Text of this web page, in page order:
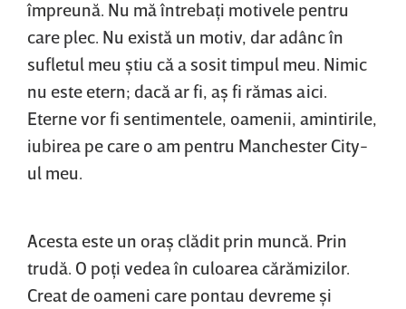
împreună. Nu mă întrebaţi motivele pentru
care plec. Nu există un motiv, dar adânc în
sufletul meu ştiu că a sosit timpul meu. Nimic
nu este etern; dacă ar fi, aş fi rămas aici.
Eterne vor fi sentimentele, oamenii, amintirile,
iubirea pe care o am pentru Manchester City-
ul meu.
Acesta este un oraş clădit prin muncă. Prin
trudă. O poţi vedea în culoarea cărămizilor.
Creat de oameni care pontau devreme şi